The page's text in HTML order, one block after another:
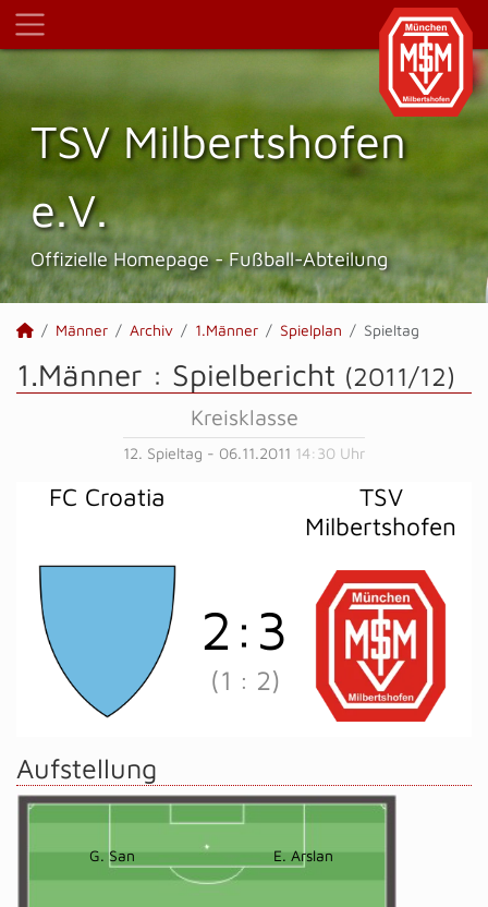
TSV Milbertshofen
e.V.
Offizielle Homepage - Fußball-Abteilung
Männer Archiv 1.Männer Spielplan Spieltag
1.Männer : Spielbericht (2011/12)
Kreisklasse
12. Spieltag - 06.11.2011 14:30 Uhr
FC Croatia
TSV
Milbertshofen
2 : 3
(1 : 2)
Aufstellung
G. San E. Arslan